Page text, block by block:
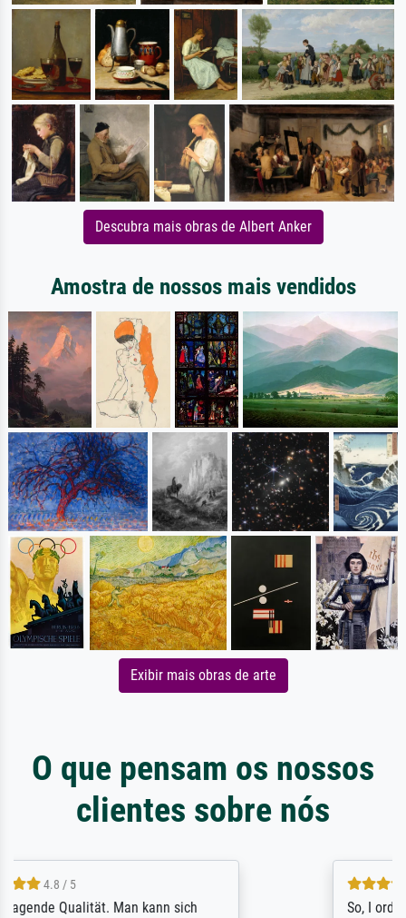
Descubra mais obras de Albert Anker
Amostra de nossos mais vendidos
Exibir mais obras de arte
O que pensam os nossos
clientes sobre nós
So, I ordered a large print of The